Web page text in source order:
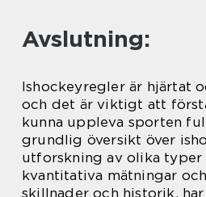
Avslutning:
Ishockeyregler är hjärtat
och det är viktigt att
kunna uppleva sporten
grundlig översikt över
utforskning av olika typer
kvantitativa mätningar
skillnader och historik,